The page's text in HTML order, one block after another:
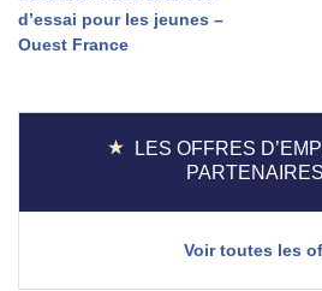
de
d’essai pour les jeunes –
Ouest France
LES OFFRES
PARTENAIRES
Voir toutes les